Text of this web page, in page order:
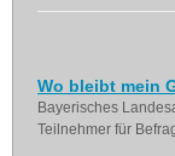
Wo bleibt mein
Bayerisches
Teilnehmer für